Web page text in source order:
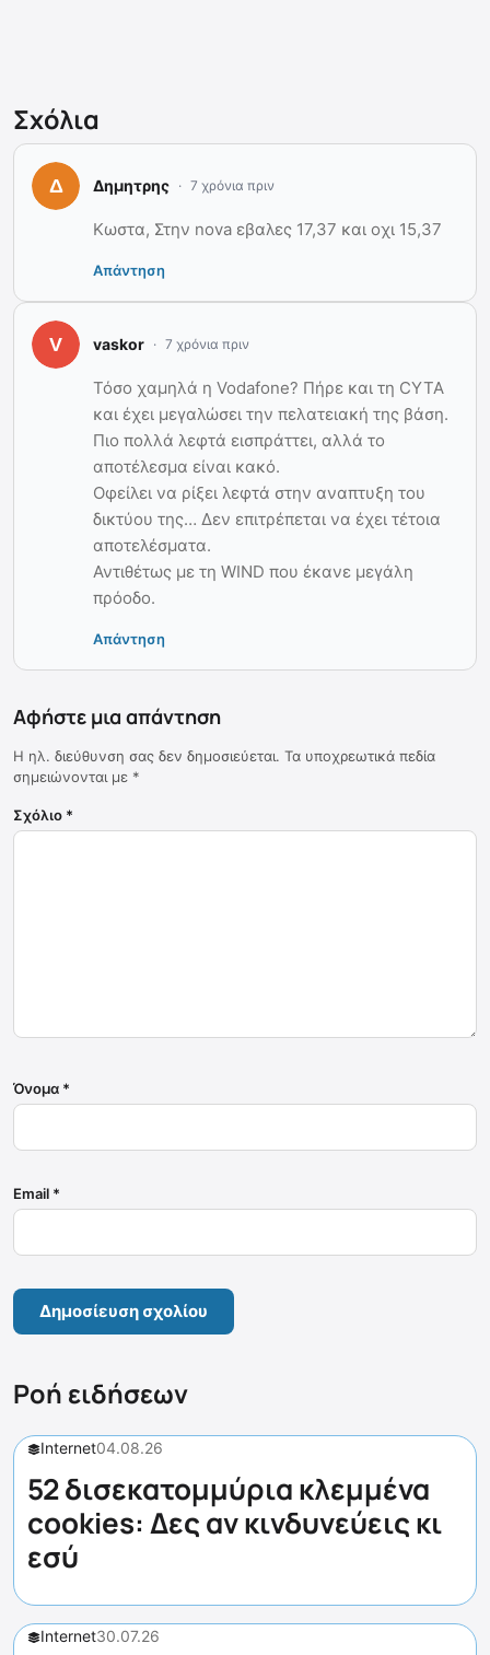
Σχόλια
Δημητρης 7 χρόνια πριν
Κωστα, Στην nova εβαλες 17,37 και οχι 15,37
Απάντηση
vaskor 7 χρόνια πριν
Τόσο χαμηλά η Vodafone? Πήρε και τη CYTA
και έχει μεγαλώσει την πελατειακή της βάση.
Πιο πολλά λεφτά εισπράττει, αλλά το
αποτέλεσμα είναι κακό.
Οφείλει να ρίξει λεφτά στην αναπτυξη του
δικτύου της… Δεν επιτρέπεται να έχει τέτοια
αποτελέσματα.
Αντιθέτως με τη WIND που έκανε μεγάλη
πρόοδο.
Απάντηση
Αφήστε μια απάντηση
Η ηλ. διεύθυνση σας δεν δημοσιεύεται. Τα υποχρεωτικά πεδία
σημειώνονται με *
Σχόλιο *
Όνομα *
Email *
Ροή ειδήσεων
Internet04.08.26
52 δισεκατομμύρια κλεμμένα
cookies: Δες αν κινδυνεύεις κι
εσύ
Internet30.07.26